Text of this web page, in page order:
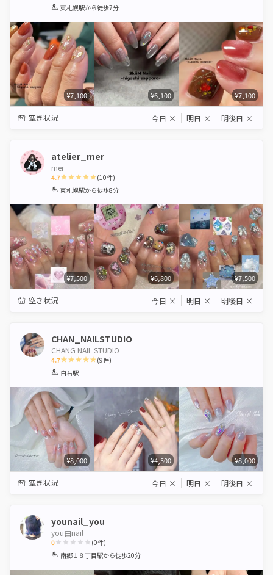
1 2 3 4 5
東札幌駅から徒歩7分
¥7,100 ¥6,100 ¥7,100
空き状況 今日 × 明日 × 明後日 ×
atelier_mer
mer
4.7
1 2 3 4 5
(10件)
東札幌駅から徒歩8分
¥7,500 ¥6,800 ¥7,500
空き状況 今日 × 明日 × 明後日 ×
CHAN_NAILSTUDIO
CHANG NAIL STUDIO
4.7
1 2 3
(9件)
白石駅
¥8,000 ¥4,500 ¥8,000
空き状況 今日 × 明日 × 明後日 ×
younail_you
you由nail
0
1 2 3 4 5
(0件)
南郷１８丁目駅から徒歩20分